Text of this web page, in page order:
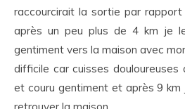
raccourcirait la sortie par
après un peu plus de 4 km je
gentiment vers la maison avec
difficile car cuisses douloureuses
et couru gentiment et après 9 km